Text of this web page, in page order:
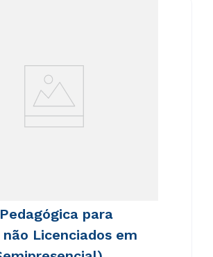
para
não Licenciados em